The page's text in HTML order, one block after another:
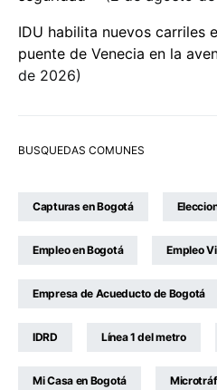
IDU habilita nuevos carriles
puente de Venecia en la
de 2026
BUSQUEDAS COMUNES
Capturas en Bogotá
Empleo en Bogotá Empleo
Empresa de Acueducto de Bogotá
IDRD Línea 1 del metro
Mi Casa en Bogotá